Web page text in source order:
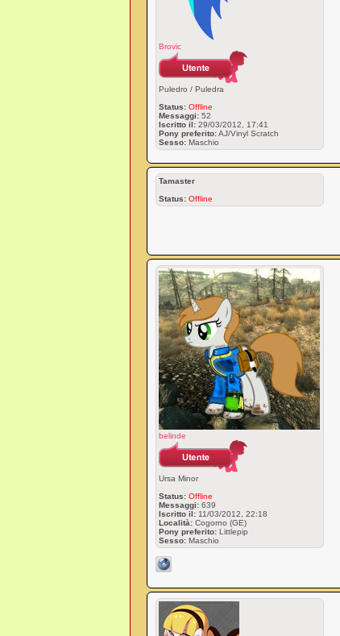
Brovic
Puledro / Puledra
Status: Offline
Messaggi: 52
Iscritto il: 29/03/2012, 17:41
Pony preferito:AJ/Vinyl Scratch
Sesso: Maschio
Tamaster
Status: Offline
belinde
Ursa Minor
Status: Offline
Messaggi: 639
Iscritto il: 11/03/2012, 22:18
Località: Cogorno (GE)
Pony preferito: Littlepip
Sesso: Maschio